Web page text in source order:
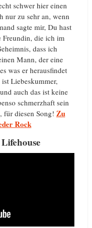
schwer hier einen
nur zu sehr an, wenn
sagte mir, Du hast
Freundin, die ich im
dass ich
Mann, der eine
was er herausfindet
Liebeskummer,
auch das ist keine
schmerzhaft sein
für diesen Song! Zu
Rock